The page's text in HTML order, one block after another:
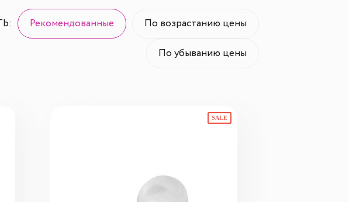
Рекомендованные По возрастанию цены
По убыванию цены
SALE